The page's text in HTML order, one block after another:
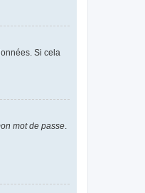
Si cela
mot de passe